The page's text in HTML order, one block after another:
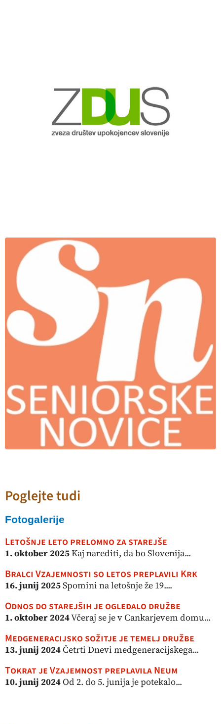
Poglejte tudi
Fotogalerije
Letošnje leto prelomno za starejše
1. oktober 2025Kaj narediti, da bo Slovenija...
Bralci Vzajemnosti so letos preplavili Krk
16. junij 2025Spomini na letošnje že 19....
Odnos do starejših je ogledalo družbe
1. oktober 2024Včeraj se je v Cankarjevem domu...
Medgeneracijsko sožitje je temelj družbe
13. junij 2024Četrti Dnevi medgeneracijskega...
Tokrat je Vzajemnost preplavila Neum
10. junij 2024Od 2. do 5. junija je potekalo...